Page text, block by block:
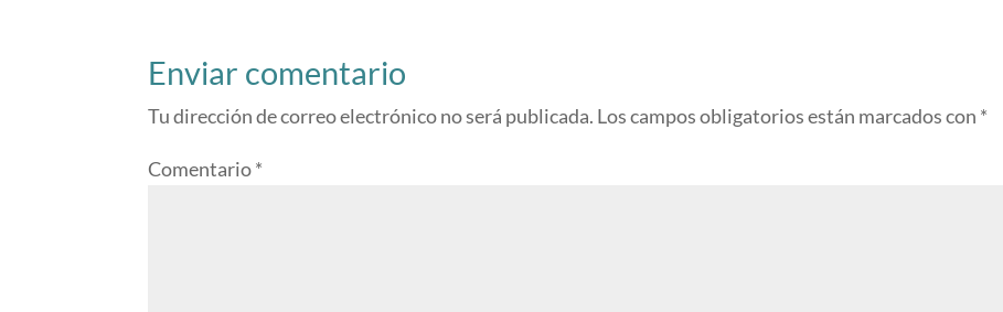
Enviar comentario
Tu dirección de correo electrónico no será publicada. Los campos obligatorios están marcados con *
Comentario*